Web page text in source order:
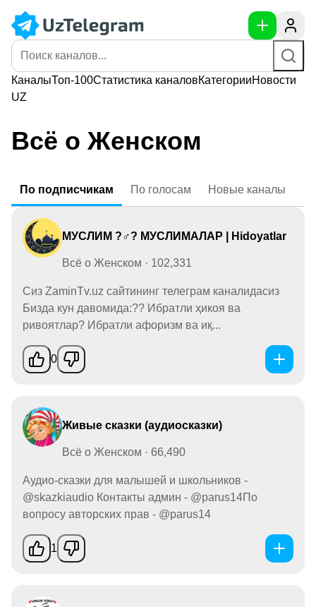
КаналыТоп-100Статистика каналовКатегорииНовости
UZ
Всё о Женском
По подписчикам По голосам Новые каналы
МУСЛИМ ?‍♂️? МУСЛИМАЛАР | Hidoyatlar
Всё о Женском · 102,331
Сиз ZaminTv.uz сайтининг телеграм каналидасиз
Бизда кун давомида:?? Ибратли ҳикоя ва
ривоятлар? Ибратли афоризм ва иқ...
0
Живые сказки (аудиосказки)
Всё о Женском · 66,490
Аудио-сказки для малышей и школьников -
@skazkiaudio Контакты админ - @parus14По
вопросу авторских прав - @parus14
1